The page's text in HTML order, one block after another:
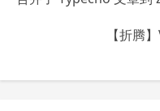
【折腾